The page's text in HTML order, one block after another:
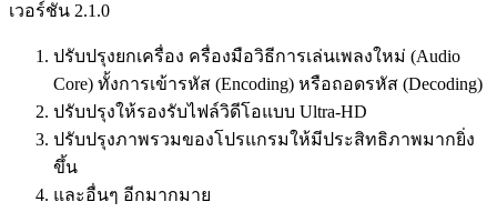
เวอร์ชัน 2.1.0
ปรับปรุงยกเครื่อง ครื่องมือวิธีการเล่นเพลงใหม่ (Audio
Core) ทั้งการเข้ารหัส (Encoding) หรือถอดรหัส (Decoding)
ปรับปรุงให้รองรับไฟล์วิดีโอแบบ Ultra-HD
ปรับปรุงภาพรวมของโปรแกรมให้มีประสิทธิภาพมากยิ่ง
ขึ้น
และอื่นๆ อีกมากมาย